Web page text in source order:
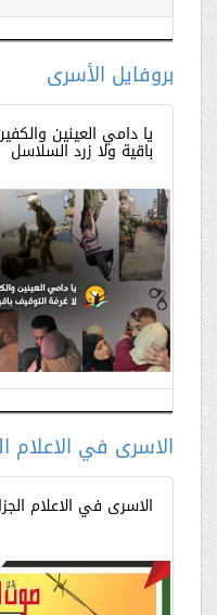
بروفايل الأسرى
يا دامي العينين
باقية ولا زرد السلاسل
الاسرى في الاعلام
الاسرى في الاعلام